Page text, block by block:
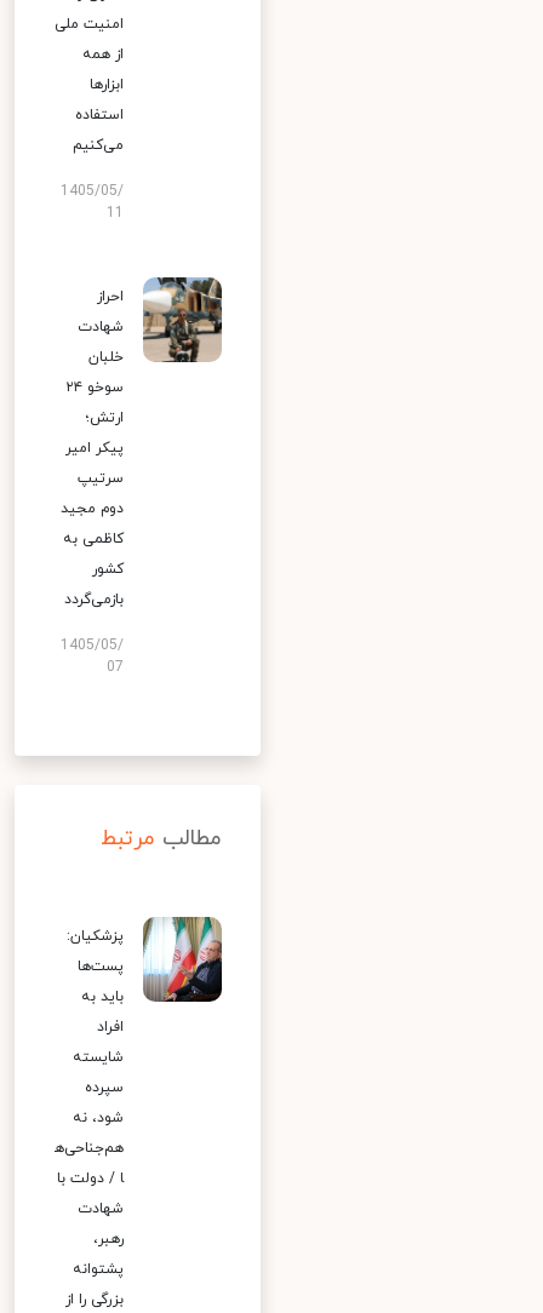
امنیت ملی
از همه
ابزارها
استفاده
می‌کنیم
1405/05/
احراز
شهادت
خلبان
سوخو ۲۴
ارتش؛
پیکر امیر
سرتیپ
دوم مجید
کاظمی به
کشور
بازمی‌گردد
1405/05/
07
مطالب مرتبط
پزشکیان:
پست‌ها
باید به
افراد
شایسته
سپرده
شود، نه
هم‌جناحی‌ه
ا / دولت با
شهادت
رهبر،
پشتوانه
بزرگی را از